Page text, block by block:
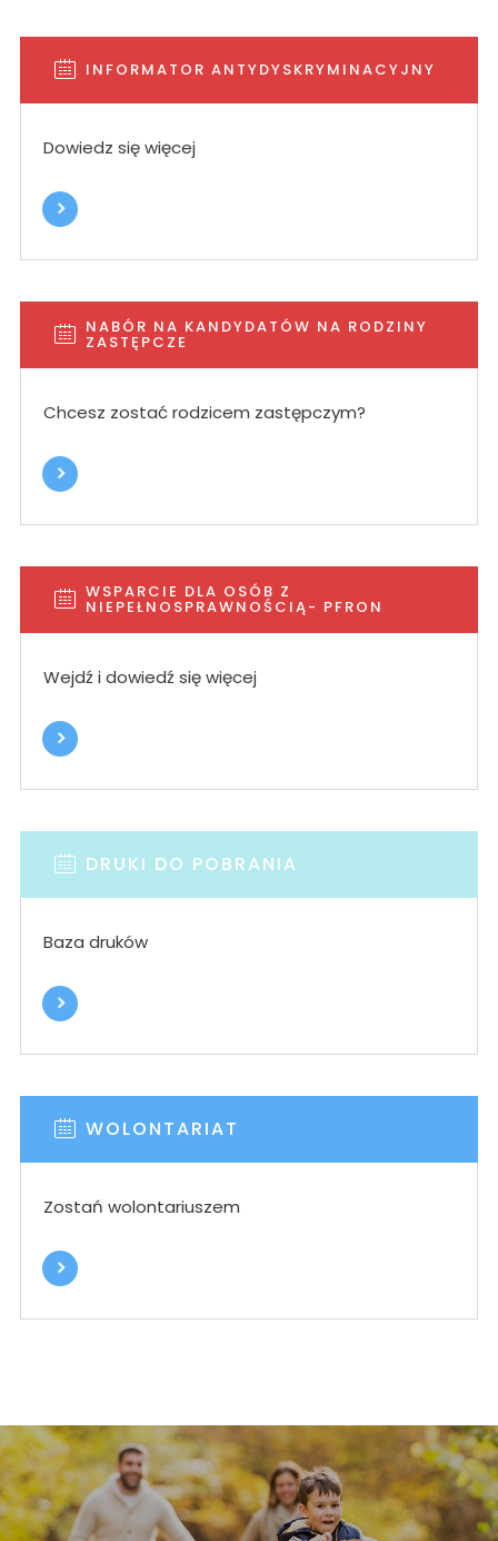
INFORMATOR ANTYDYSKRYMINACYJNY
Dowiedz się więcej
NABÓR NA KANDYDATÓW NA RODZINY
ZASTĘPCZE
Chcesz zostać rodzicem zastępczym?
WSPARCIE DLA OSÓB Z
NIEPEŁNOSPRAWNOŚCIĄ- PFRON
Wejdź i dowiedź się więcej
DRUKI DO POBRANIA
Baza druków
WOLONTARIAT
Zostań wolontariuszem